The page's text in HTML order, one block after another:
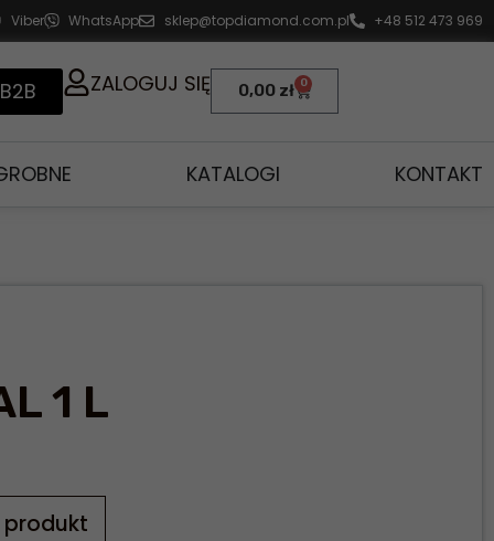
Viber WhatsApp sklep@topdiamond.com.pl +48 512 473 969
ZALOGUJ SIĘ 0,00 zł 0
KATALOGI KONTAKT
1 L